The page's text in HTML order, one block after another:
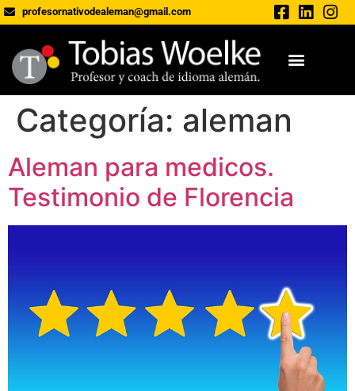
profesornativodealeman@gmail.com
Categoría: aleman
Aleman para medicos.
Testimonio de Florencia